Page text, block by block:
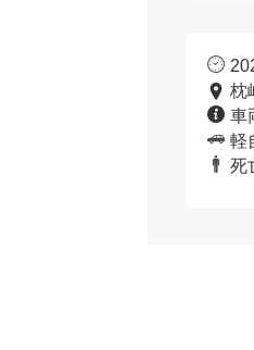
枕
車
軽
死